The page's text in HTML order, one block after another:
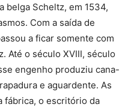
belga Scheltz, em 1534,
Com a saída de
a ficar somente com
Até o século XVIII, século
engenho produziu cana-
e aguardente. As
fábrica, o escritório da